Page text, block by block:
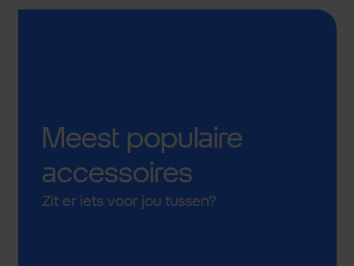
Meest populaire
accessoires
Zit er iets voor jou tussen?